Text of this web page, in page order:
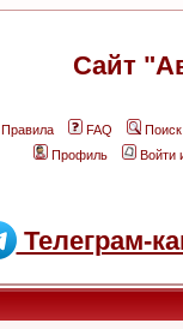
Сайт
Правила FAQ
Поиск
Профиль
Войти
Телеграм-